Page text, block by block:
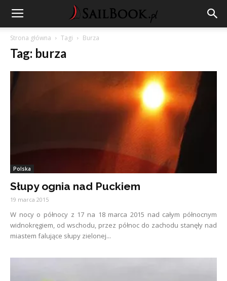
Strona główna Tagi Burza
Tag: burza
Polska
Słupy ognia nad Puckiem
19 marca 2015
W nocy o północy z 17 na 18 marca 2015 nad całym północnym
widnokręgiem, od wschodu, przez północ do zachodu stanęły nad
miastem falujące słupy zielonej...